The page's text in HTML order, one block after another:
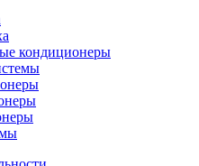
кондиционеры